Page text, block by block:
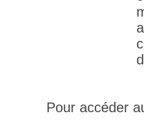
Pour accéder